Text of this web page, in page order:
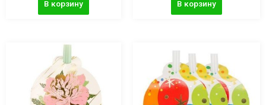
В корзину В корзину